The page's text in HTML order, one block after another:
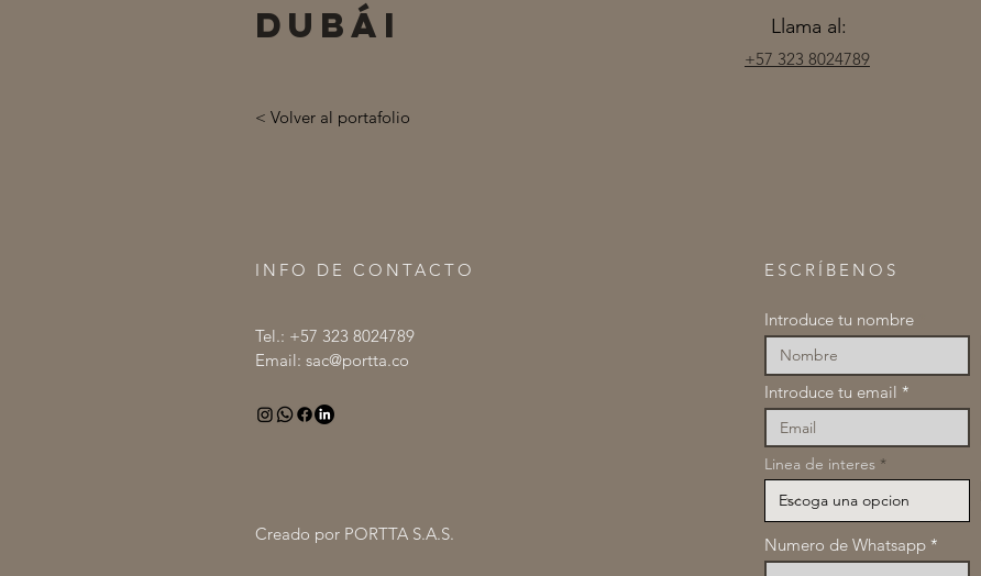
DUBÁI
< Volver al portafolio
Llama al:
+57 323 8024789
INFO DE CONTACTO ESCRÍBENOS
Tel.: +57 323 8024789
Email: sac@portta.co
Creado por PORTTA S.A.S.
Introduce tu nombre
Introduce tu email
Linea de interes
Numero de Whatsapp